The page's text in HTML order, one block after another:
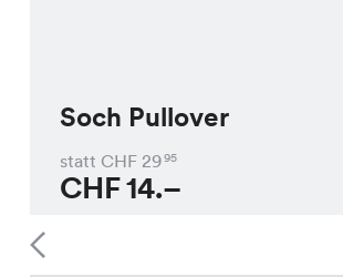
Soch Pullover
statt CHF 2995
CHF14.–